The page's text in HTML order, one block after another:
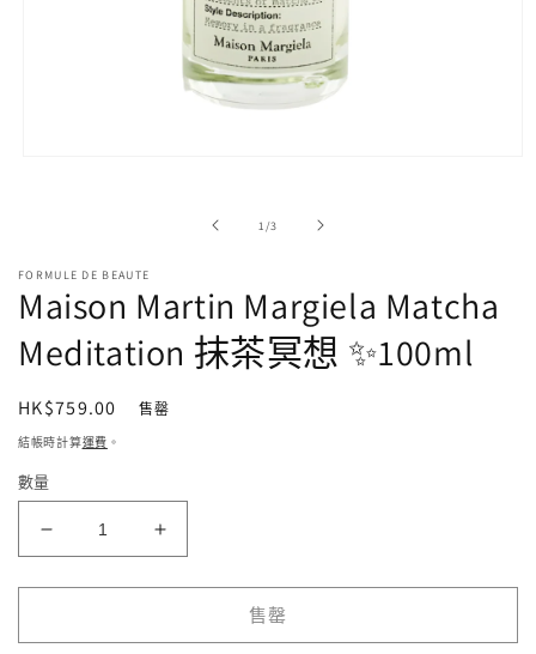
中
開
多
檔
案
1//3
FORMULE DE BEAUTE
Maison Martin Margiela Matcha
Meditation 抹茶冥想 ✨100ml
定
價
HK$759.00 售罄
結帳時計算運費 。
數量
Maison
Martin
Margiela
Meditation
Maison
Martin
Margiela
Meditation
售罄